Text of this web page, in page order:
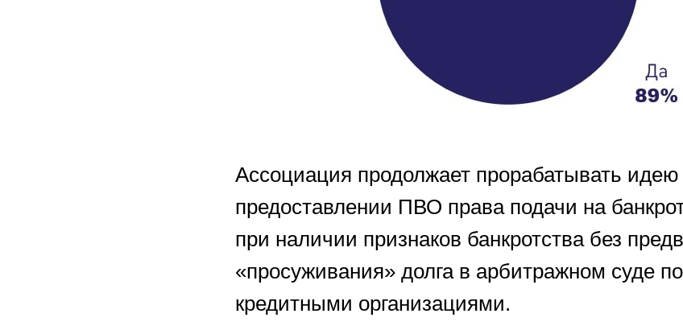
Ассоциация продолжает прорабатывать
предоставлении ПВО права подачи на
при наличии признаков банкротства без
«просуживания» долга в арбитражном суде
кредитными организациями.